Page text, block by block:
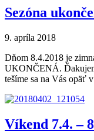
Sezóna
9. apríla 2018
Dňom 8.4.2018 je
UKONČENÁ.
tešíme sa na Vás opäť
Víkend 7.4. –